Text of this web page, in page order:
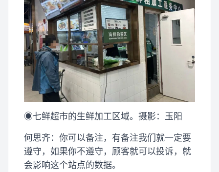
◉七鲜超市的生鲜加工区域。摄影：玉阳
何思齐：你可以备注，有备注我们就一定要
遵守，如果你不遵守，顾客就可以投诉，就
会影响这个站点的数据。